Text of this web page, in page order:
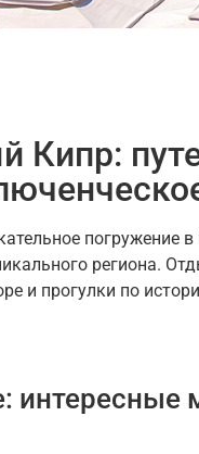
Кипр:
погружение
региона.
и прогулки по